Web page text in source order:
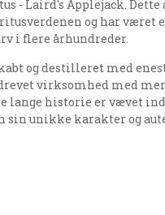
- Laird's Applejack.
og har været
i flere århundreder.
og destilleret med
virksomhed med
lange historie er vævet
sin unikke karakter og